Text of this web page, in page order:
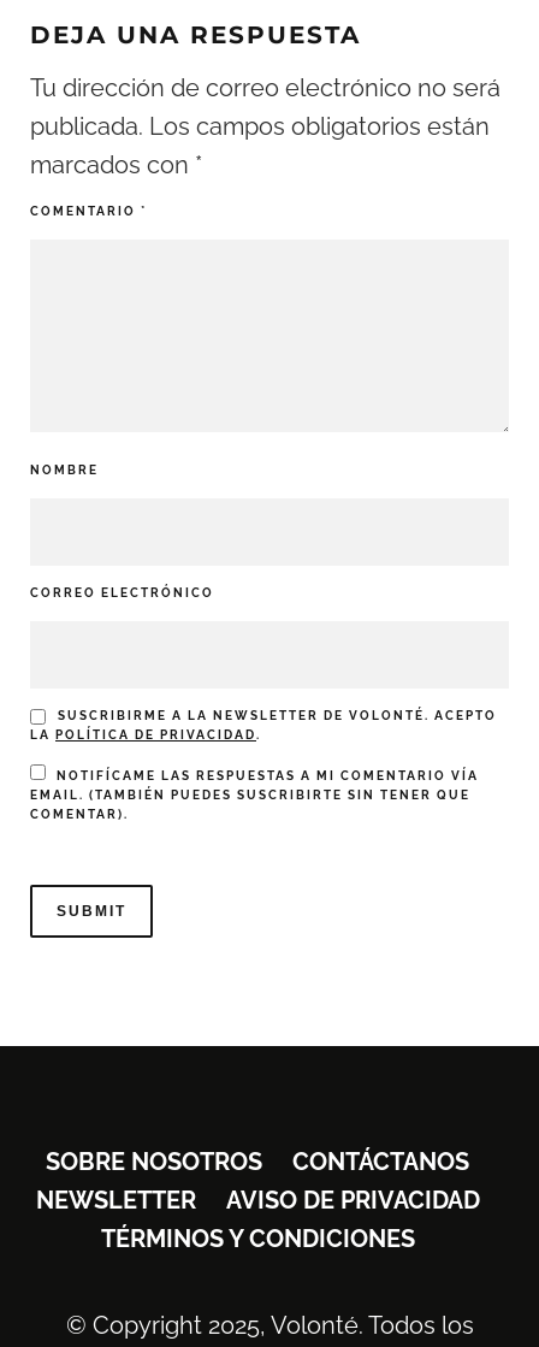
DEJA UNA RESPUESTA
Tu dirección de correo electrónico no será
publicada. Los campos obligatorios están
marcados con *
COMENTARIO *
NOMBRE
CORREO ELECTRÓNICO
SUSCRIBIRME A LA NEWSLETTER DE VOLONTÉ. ACEPTO
LA
POLÍTICA DE PRIVACIDAD.
NOTIFÍCAME LAS RESPUESTAS A MI COMENTARIO VÍA
EMAIL. (TAMBIÉN PUEDES SUSCRIBIRTE SIN TENER QUE
COMENTAR).
SOBRE NOSOTROS
CONTÁCTANOS
NEWSLETTER
AVISO DE PRIVACIDAD
TÉRMINOS Y CONDICIONES
© Copyright 2025, Volonté. Todos los